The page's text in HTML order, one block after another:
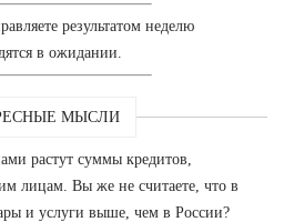
результатом неделю
в ожидании.
МЫСЛИ
растут суммы кредитов,
лицам. Вы же не считаете, что в
и услуги выше, чем в России?